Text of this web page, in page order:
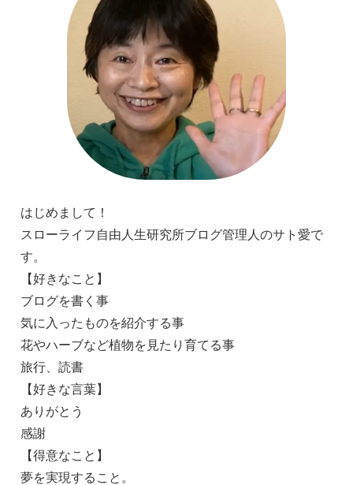
はじめまして！
スローライフ自由人生研究所ブログ管理人のサト愛で
す。
【好きなこと】
ブログを書く事
気に入ったものを紹介する事
花やハーブなど植物を見たり育てる事
旅行、読書
【好きな言葉】
ありがとう
感謝
【得意なこと】
夢を実現すること。